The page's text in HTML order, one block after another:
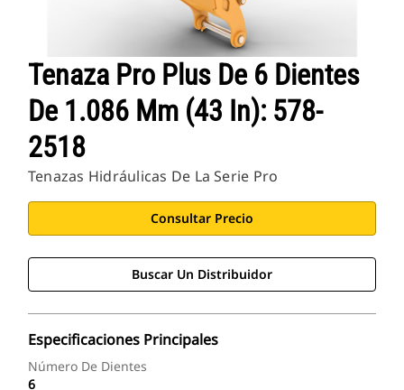
Tenaza Pro Plus De 6 Dientes
De 1.086 Mm (43 In): 578-
2518
Tenazas Hidráulicas De La Serie Pro
Consultar Precio
Buscar Un Distribuidor
Especificaciones Principales
Número De Dientes
6